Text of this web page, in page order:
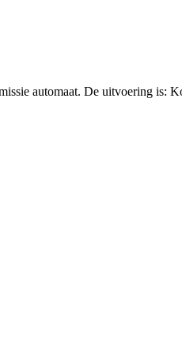
automaat. De uitvoering is: